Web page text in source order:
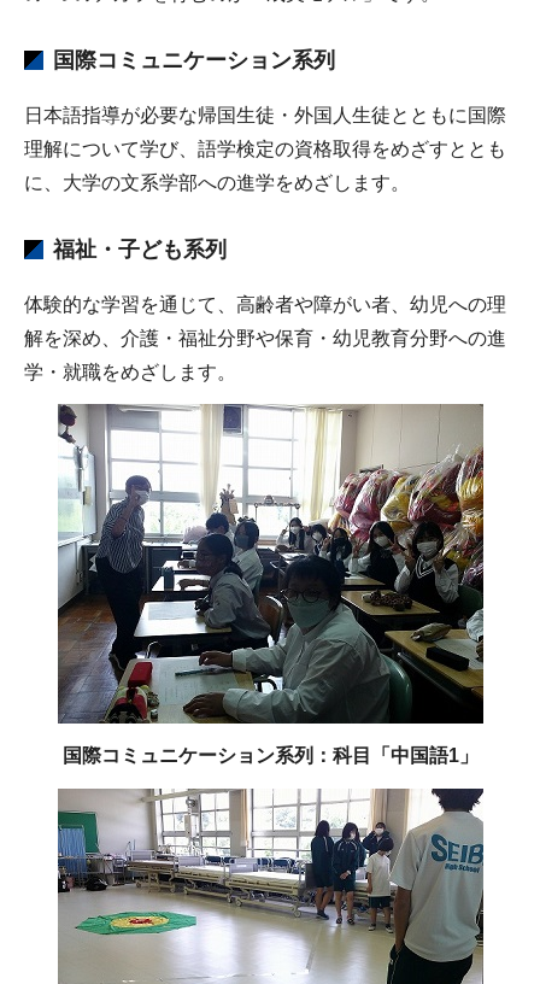
国際コミュニケーション系列
日本語指導が必要な帰国生徒・外国人生徒とともに国際
理解について学び、語学検定の資格取得をめざすととも
に、大学の文系学部への進学をめざします。
福祉・子ども系列
体験的な学習を通じて、高齢者や障がい者、幼児への理
解を深め、介護・福祉分野や保育・幼児教育分野への進
学・就職をめざします。
国際コミュニケーション系列：科目「中国語1」